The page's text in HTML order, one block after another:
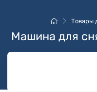
Товары
Машина для